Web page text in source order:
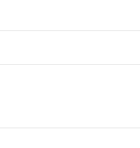
（10物質）の非含有に対応
物質）の非含有に対応し
令（10物質）の非含有に非